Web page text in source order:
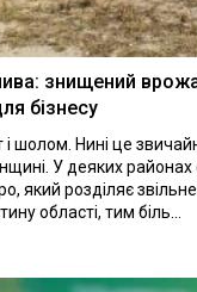
знищений
бізнесу
шолом. Нині це
У деяких районах
який розділяє
області, тим біль...